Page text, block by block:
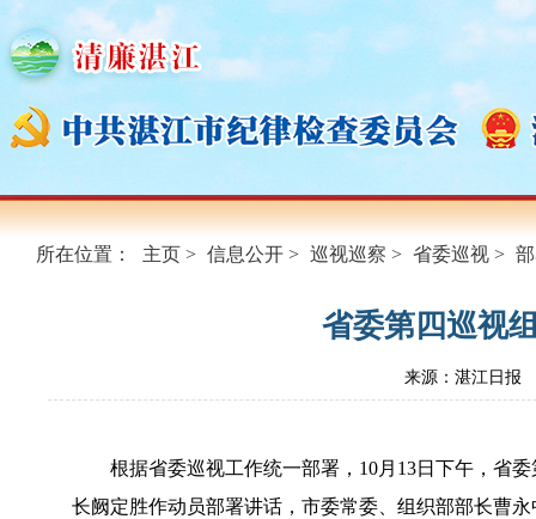
所在位置： 主页 > 信息公开 > 巡视巡察 > 省委巡视 >
省委第四巡视
来源：湛江日报
根据省委巡视工作统一部署，10月13日下午，省
长阙定胜作动员部署讲话，市委常委、组织部部长曹